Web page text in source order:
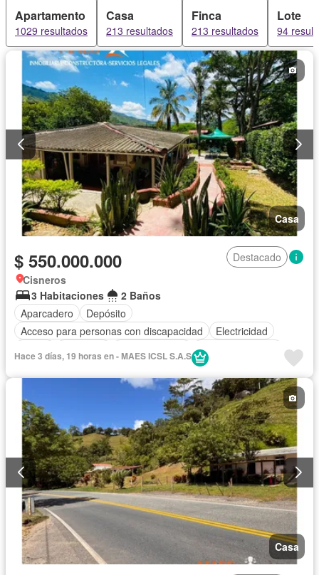
Apartamento
1029 resultados
Casa
213 resultados
Finca
213 resultados
Lote
94
Casa
$ 550.000.000
Destacado
Cisneros
3 Habitaciones
2 Baños
Aparcadero
Depósito
Acceso para personas con discapacidad
Electricidad
Vista panorámica
Hace 3 días, 19 horas en - MAES ICSL S.A.S
Casa